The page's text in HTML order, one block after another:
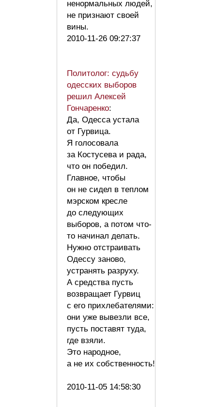
ненормальных людей,
не признают своей
вины.
2010-11-26 09:27:37
Политолог: судьбу
одесских выборов
решил Алексей
Гончаренко:
Да, Одесса устала
от Гурвица.
Я голосовала
за Костусева и рада,
что он победил.
Главное, чтобы
он не сидел в теплом
мэрском кресле
до следующих
выборов, а потом что-
то начинал делать.
Нужно отстраивать
Одессу заново,
устранять разруху.
А средства пусть
возвращает Гурвиц
с его прихлебателями:
они уже вывезли все,
пусть поставят туда,
где взяли.
Это народное,
а не их собственность!
2010-11-05 14:58:30